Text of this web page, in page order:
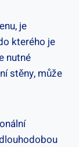
je
kterého je
nutné
stěny, může